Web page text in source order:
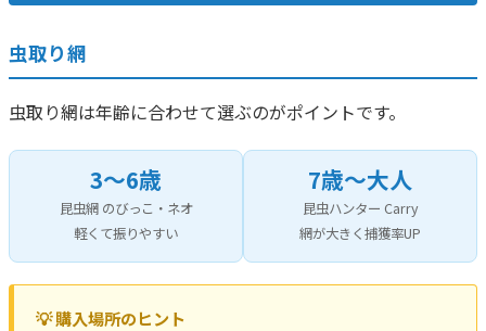
虫取り網
虫取り網は年齢に合わせて選ぶのがポイントです。
3〜6歳
昆虫網 のびっこ・ネオ
軽くて振りやすい
7歳〜大人
昆虫ハンター Carry
網が大きく捕獲率UP
💡 購入場所のヒント